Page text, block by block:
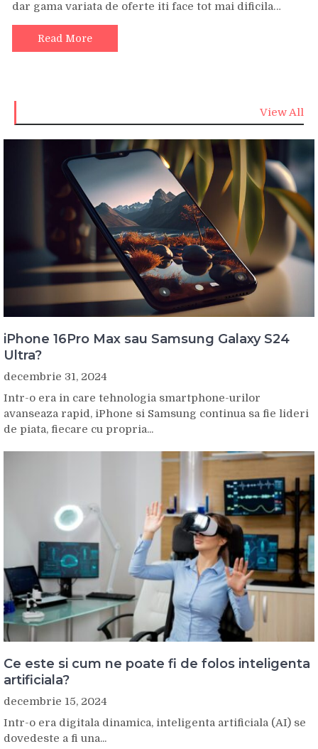
dar gama variata de oferte iti face tot mai dificila…
Read More
View All
iPhone 16Pro Max sau Samsung Galaxy S24
Ultra?
decembrie 31, 2024
Intr-o era in care tehnologia smartphone-urilor
avanseaza rapid, iPhone si Samsung continua sa fie lideri
de piata, fiecare cu propria...
Ce este si cum ne poate fi de folos inteligenta
artificiala?
decembrie 15, 2024
Intr-o era digitala dinamica, inteligenta artificiala (AI) se
dovedeste a fi una...